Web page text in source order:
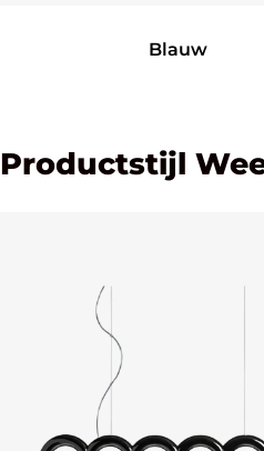
Blauw
Productstijl